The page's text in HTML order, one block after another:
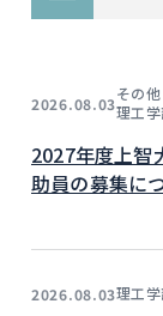
2026.08.03その他
理工
2027年度上智
助員の募集に
2026.08.03理工